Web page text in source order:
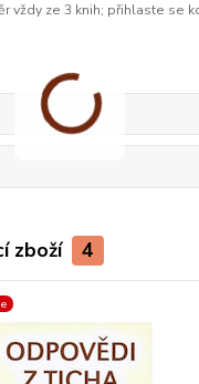
vždy ze 3 knih; přihlaste se
zboží 4